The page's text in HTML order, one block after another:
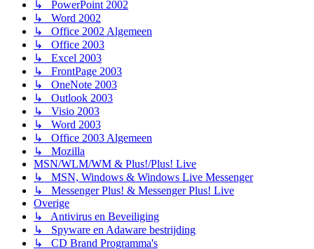
↳ PowerPoint 2002
↳ Word 2002
↳ Office 2002 Algemeen
↳ Office 2003
↳ Excel 2003
↳ FrontPage 2003
↳ OneNote 2003
↳ Outlook 2003
↳ Visio 2003
↳ Word 2003
↳ Office 2003 Algemeen
↳ Mozilla
MSN/WLM/WM & Plus!/Plus! Live
↳ MSN, Windows & Windows Live Messenger
↳ Messenger Plus! & Messenger Plus! Live
Overige
↳ Antivirus en Beveiliging
↳ Spyware en Adaware bestrijding
↳ CD Brand Programma's